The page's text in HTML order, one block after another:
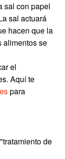
sal con papel
sal actuará
hacen que la
alimentos se
el
Aquí te
para
de